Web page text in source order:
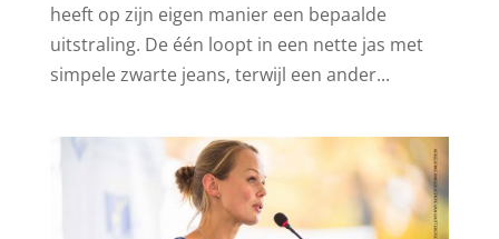
heeft op zijn eigen manier een bepaalde
uitstraling. De één loopt in een nette jas met
simpele zwarte jeans, terwijl een ander...